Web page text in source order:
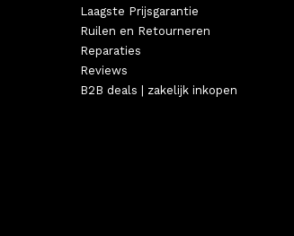
Laagste Prijsgarantie
Ruilen en Retourneren
Reparaties
Reviews
B2B deals | zakelijk inkopen